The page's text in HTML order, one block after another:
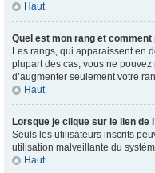
Haut
Quel est mon rang et
Les rangs, qui apparaissent en
plupart des cas, vous ne
d’augmenter seulement votre
Haut
Lorsque je clique sur le lien de
Seuls les utilisateurs inscrits
utilisation malveillante du
Haut